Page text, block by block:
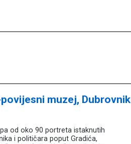
muzej, Dubrovnik
od oko 90 portreta istaknutih
i političara poput Gradića,